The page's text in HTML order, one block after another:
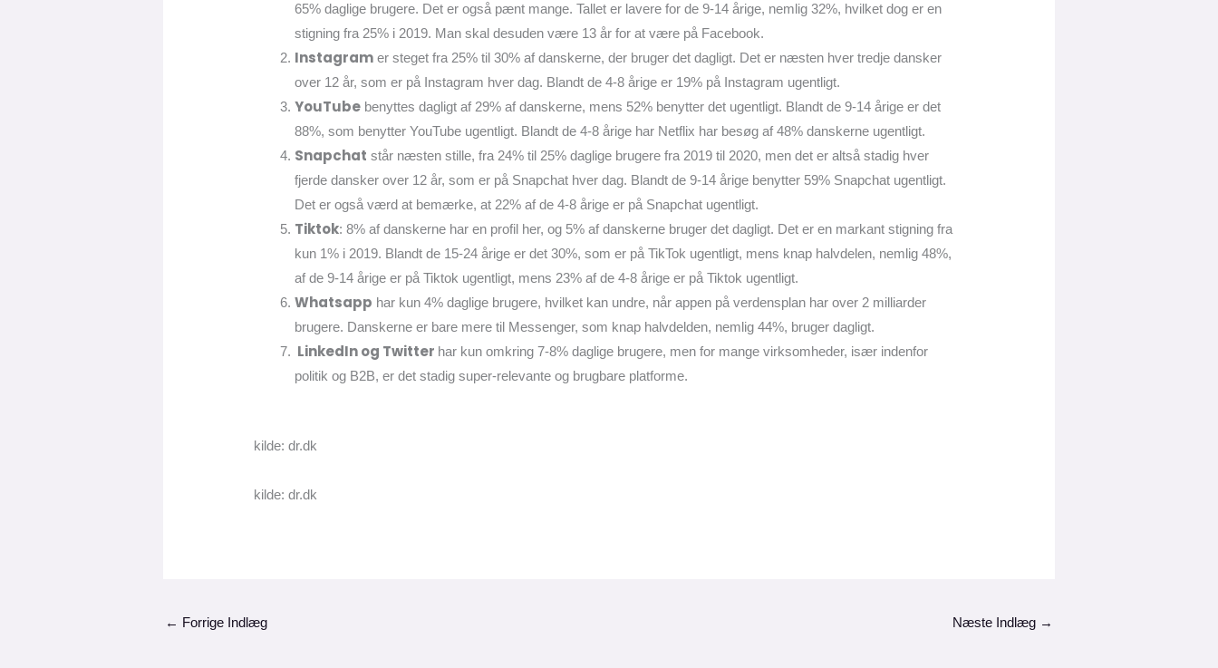
65% daglige brugere. Det er også pænt mange. Tallet er lavere for de 9-14 årige, nemlig 32%, hvilket dog er en
stigning fra 25% i 2019. Man skal desuden være 13 år for at være på Facebook.
Instagram er steget fra 25% til 30% af danskerne, der bruger det dagligt. Det er næsten hver tredje dansker
over 12 år, som er på Instagram hver dag. Blandt de 4-8 årige er 19% på Instagram ugentligt.
YouTube benyttes dagligt af 29% af danskerne, mens 52% benytter det ugentligt. Blandt de 9-14 årige er det
88%, som benytter YouTube ugentligt. Blandt de 4-8 årige har Netflix har besøg af 48% danskerne ugentligt.
Snapchat står næsten stille, fra 24% til 25% daglige brugere fra 2019 til 2020, men det er altså stadig hver
fjerde dansker over 12 år, som er på Snapchat hver dag. Blandt de 9-14 årige benytter 59% Snapchat ugentligt.
Det er også værd at bemærke, at 22% af de 4-8 årige er på Snapchat ugentligt.
Tiktok: 8% af danskerne har en profil her, og 5% af danskerne bruger det dagligt. Det er en markant stigning fra
kun 1% i 2019. Blandt de 15-24 årige er det 30%, som er på TikTok ugentligt, mens knap halvdelen, nemlig 48%,
af de 9-14 årige er på Tiktok ugentligt, mens 23% af de 4-8 årige er på Tiktok ugentligt.
Whatsapp har kun 4% daglige brugere, hvilket kan undre, når appen på verdensplan har over 2 milliarder
brugere. Danskerne er bare mere til Messenger, som knap halvdelden, nemlig 44%, bruger dagligt.
LinkedIn og Twitter har kun omkring 7-8% daglige brugere, men for mange virksomheder, især indenfor
politik og B2B, er det stadig super-relevante og brugbare platforme.
kilde: dr.dk
kilde: dr.dk
← Forrige Indlæg Næste Indlæg →